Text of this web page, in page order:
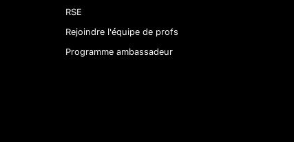
RSE
Rejoindre l'équipe de profs
Programme ambassadeur